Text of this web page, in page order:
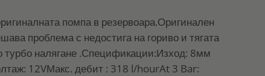
помпа в резервоара.Оригинален
проблема с недостига на гориво и тягата
турбо налягане .Спецификации:Изход: 8мм
12VМакс. дебит : 318 l/hourAt 3 Bar: